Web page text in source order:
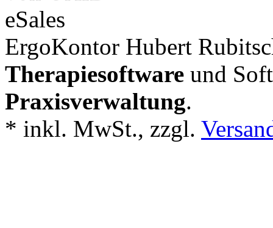
ErgoKontor Hubert
Therapiesoftware und
Praxisverwaltung.
* inkl. MwSt., zzgl.